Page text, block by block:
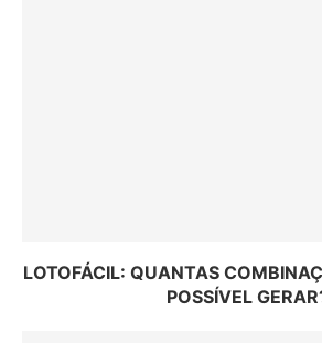
LOTOFÁCIL: QUANTAS
POSSÍVEL